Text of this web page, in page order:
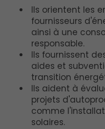
Ils orientent les
fournisseurs
ainsi à une
responsable.
Ils fournissent
aides et
transition
Ils aident à
projets
comme
solaires.